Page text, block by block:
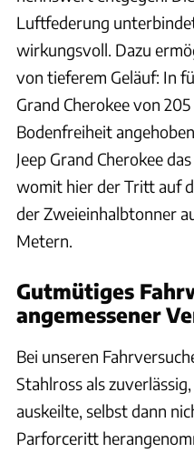
Luftfederung
wirkungsvoll. Dazu
von tieferem Geläuf: In
Grand Cherokee von
Bodenfreiheit
Jeep Grand Cherokee
womit hier der Tritt auf
der Zweieinhalbtonner
Metern.
Gutmütiges
angemessener
Bei unseren
Stahlross als
auskeilte, selbst dann
Parforceritt